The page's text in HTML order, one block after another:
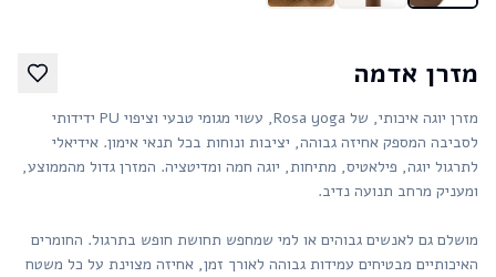
מזרן אדמה
מזרן יוגה איכותי, של Rosa yoga, עשוי מגומי טבעי וציפוי PU ידידותי
לסביבה המספק אחיזה גבוהה, יציבות ונוחות בכל תנאי אימון. אידיאלי
לתרגול יוגה, פילאטיס, מתיחות, יוגה חמה ומדיטציה. המזרן גדול מהממוצע,
ומעניק מרחב תנועה נדיב.
מושלם גם לאנשים גבוהים או למי שמחפש תחושת חופש בתרגול. החומרים
האיכותיים מבטיחים עמידות גבוהה לאורך זמן, אחיזה מצוינת על כל משטח